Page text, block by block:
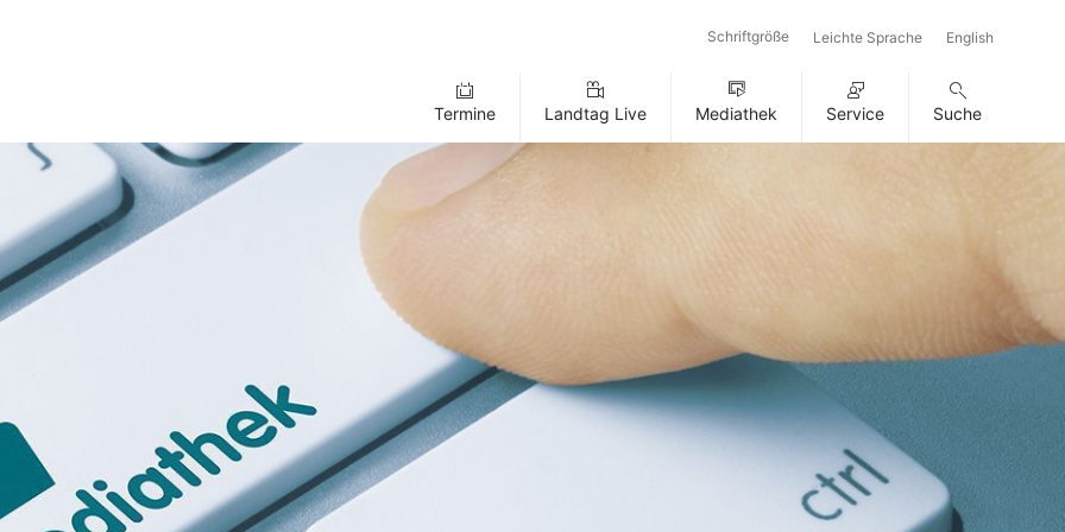
Schriftgröße Leichte Sprache English
Termine Landtag Live Mediathek Service Suche